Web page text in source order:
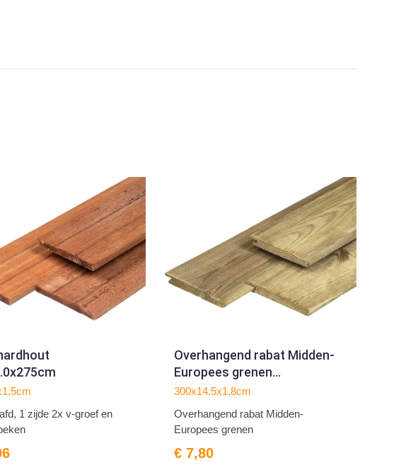
1 zijde 2x v-groef en
Overhangend rabat Midden-
Europees grenen
1.8x14.5x300cm
300x14,5x1,8cm
Overhangend rabat Midden-
Europees grenen
€ 7,80